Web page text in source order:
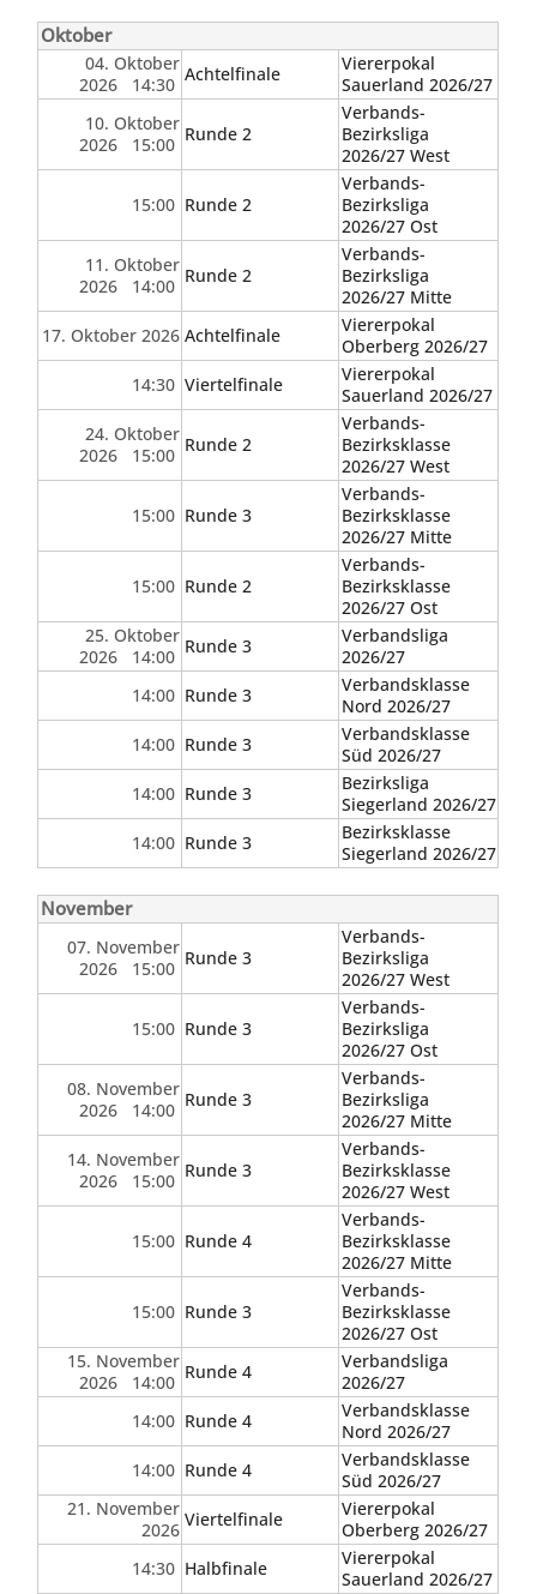
Oktober
04. Oktober
2026 14:30 Achtelfinale
Viererpokal
Sauerland 2026/27
10. Oktober
2026 15:00 Runde 2
Verbands-
Bezirksliga
2026/27 West
15:00 Runde 2
Verbands-
Bezirksliga
2026/27 Ost
11. Oktober
2026 14:00 Runde 2
Verbands-
Bezirksliga
2026/27 Mitte
17. Oktober 2026 Achtelfinale
Viererpokal
Oberberg 2026/27
14:30 Viertelfinale
Viererpokal
Sauerland 2026/27
24. Oktober
2026 15:00 Runde 2
Verbands-
Bezirksklasse
2026/27 West
15:00 Runde 3
Verbands-
Bezirksklasse
2026/27 Mitte
15:00 Runde 2
Verbands-
Bezirksklasse
2026/27 Ost
25. Oktober
2026 14:00 Runde 3
Verbandsliga
2026/27
14:00 Runde 3
Verbandsklasse
Nord 2026/27
14:00 Runde 3
Verbandsklasse
Süd 2026/27
14:00 Runde 3
Bezirksliga
Siegerland 2026/27
14:00 Runde 3
Bezirksklasse
Siegerland 2026/27
November
07. November
2026 15:00 Runde 3
Verbands-
Bezirksliga
2026/27 West
15:00 Runde 3
Verbands-
Bezirksliga
2026/27 Ost
08. November
2026 14:00 Runde 3
Verbands-
Bezirksliga
2026/27 Mitte
14. November
2026 15:00 Runde 3
Verbands-
Bezirksklasse
2026/27 West
15:00 Runde 4
Verbands-
Bezirksklasse
2026/27 Mitte
15:00 Runde 3
Verbands-
Bezirksklasse
2026/27 Ost
15. November
2026 14:00 Runde 4
Verbandsliga
2026/27
14:00 Runde 4
Verbandsklasse
Nord 2026/27
14:00 Runde 4
Verbandsklasse
Süd 2026/27
21. November
2026 Viertelfinale
Viererpokal
Oberberg 2026/27
14:30 Halbfinale
Viererpokal
Sauerland 2026/27